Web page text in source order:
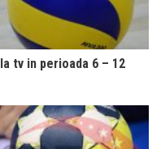
tv in perioada 6 – 12